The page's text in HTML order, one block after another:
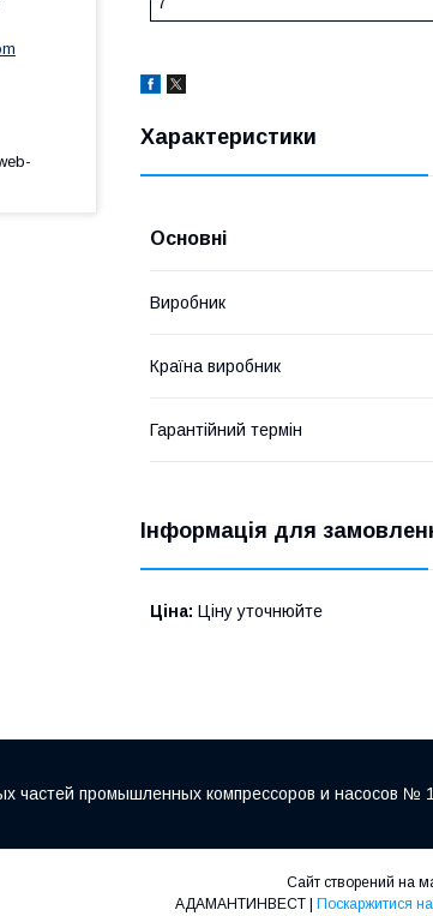
Характеристики
Основні
Виробник
Країна виробник
Гарантійний термін
Інформація для
Ціна: Ціну уточнюйте
частей промышленных компрессоров и насосов №
Сайт створений на
Поскаржитися